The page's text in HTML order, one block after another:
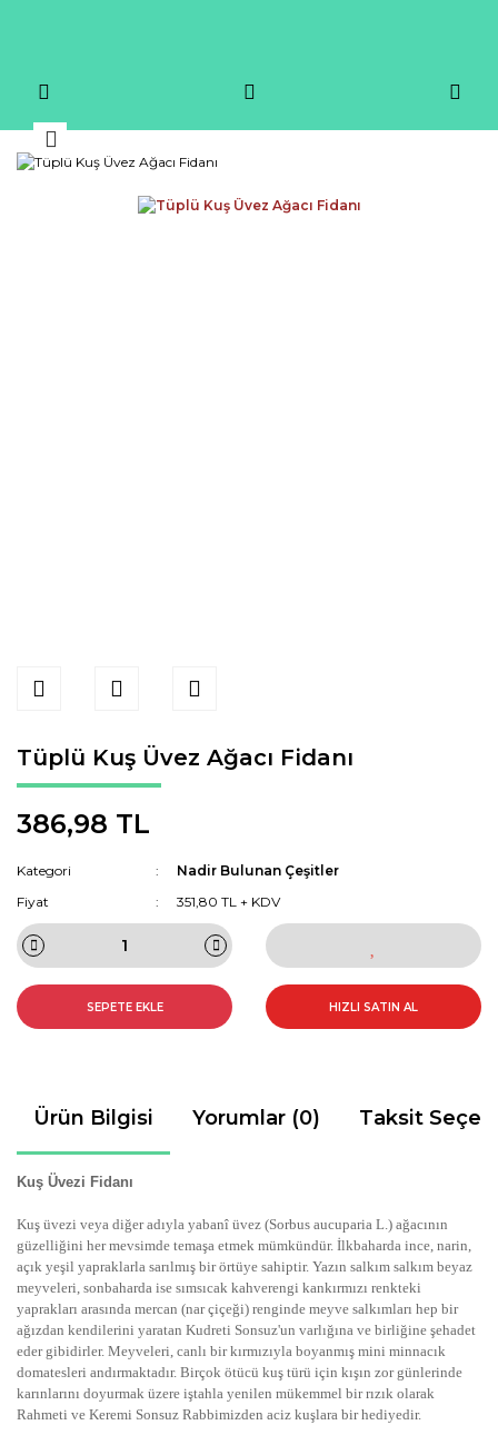
Tüplü Kuş Üvez Ağacı Fidanı
386,98 TL
Kategori
Nadir Bulunan Çeşitler
Fiyat
351,80 TL + KDV
SEPETE EKLE HIZLI SATIN AL
Ürün Bilgisi Yorumlar (0) Taksit
Kuş Üvezi Fidanı
Kuş üvezi veya diğer adıyla yabanî üvez (Sorbus aucuparia L.) ağacının
güzelliğini her mevsimde temaşa etmek mümkündür. İlkbaharda ince, narin,
açık yeşil yapraklarla sarılmış bir örtüye sahiptir. Yazın salkım salkım beyaz
meyveleri, sonbaharda ise sımsıcak kahverengi kankırmızı renkteki
yaprakları arasında mercan (nar çiçeği) renginde meyve salkımları hep bir
ağızdan kendilerini yaratan Kudreti Sonsuz'un varlığına ve birliğine şehadet
eder gibidirler. Meyveleri, canlı bir kırmızıyla boyanmış mini minnacık
domatesleri andırmaktadır. Birçok ötücü kuş türü için kışın zor günlerinde
karınlarını doyurmak üzere iştahla yenilen mükemmel bir rızık olarak
Rahmeti ve Keremi Sonsuz Rabbimizden aciz kuşlara bir hediyedir.